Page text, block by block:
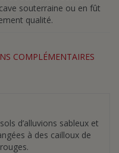
souterraine ou en fût
qualité.
COMPLÉMENTAIRES
d’alluvions sableux et
à des cailloux de